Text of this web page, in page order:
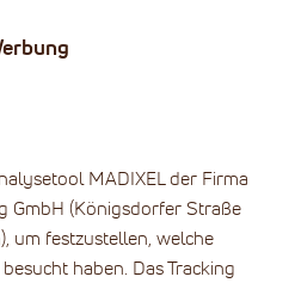
MADIXEL der Firma
GmbH (Königsdorfer Straße
um festzustellen, welche
haben. Das Tracking